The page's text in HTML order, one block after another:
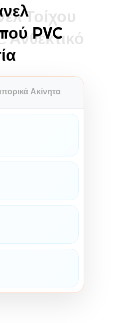
PVC
Τοίχου
Ακίνητα